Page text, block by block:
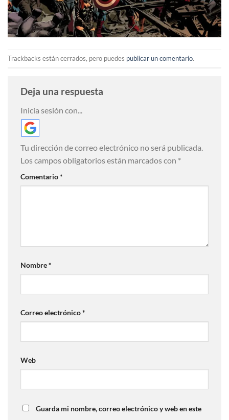
Trackbacks están cerrados, pero puedes publicar un comentario.
Deja una respuesta
Inicia sesión con...
Tu dirección de correo electrónico no será publicada.
Los campos obligatorios están marcados con *
Comentario*
Nombre*
Correo electrónico*
Web
Guarda mi nombre, correo electrónico y web en este